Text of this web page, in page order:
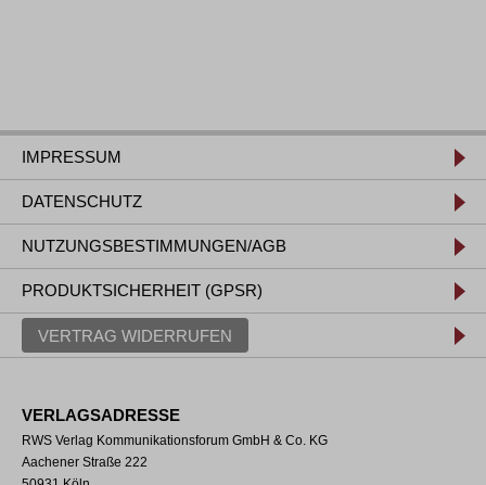
IMPRESSUM
DATENSCHUTZ
NUTZUNGSBESTIMMUNGEN/AGB
PRODUKTSICHERHEIT (GPSR)
VERTRAG WIDERRUFEN
VERLAGSADRESSE
RWS Verlag Kommunikationsforum GmbH & Co. KG
Aachener Straße 222